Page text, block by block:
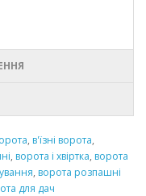
, в'їзні ворота,
, ворота і хвіртка, ворота
, ворота розпашні
для дач